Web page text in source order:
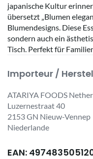
japanische Kultur
übersetzt „Blumen
Blumendesigns. Diese
sondern auch ein
Tisch. Perfekt für
Importeur /
ATARIYA FOODS
Luzernestraat 40
2153 GN Nieuw-Vennep
Niederlande
EAN: